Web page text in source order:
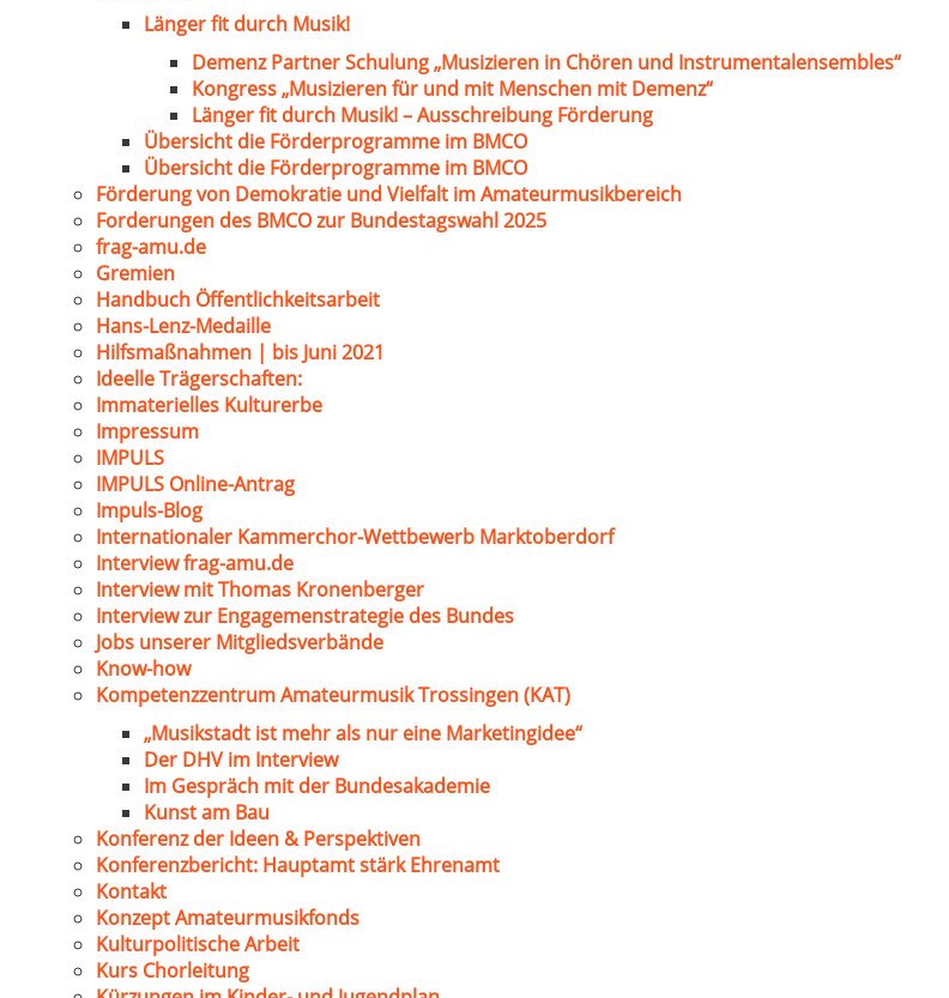
Länger fit durch Musik!
Demenz Partner Schulung „Musizieren in Chören und Instrumentalensembles“
Kongress „Musizieren für und mit Menschen mit Demenz“
Länger fit durch Musik! – Ausschreibung Förderung
Übersicht die Förderprogramme im BMCO
Übersicht die Förderprogramme im BMCO
Förderung von Demokratie und Vielfalt im Amateurmusikbereich
Forderungen des BMCO zur Bundestagswahl 2025
frag-amu.de
Gremien
Handbuch Öffentlichkeitsarbeit
Hans-Lenz-Medaille
Hilfsmaßnahmen | bis Juni 2021
Ideelle Trägerschaften:
Immaterielles Kulturerbe
Impressum
IMPULS
IMPULS Online-Antrag
Impuls-Blog
Internationaler Kammerchor-Wettbewerb Marktoberdorf
Interview frag-amu.de
Interview mit Thomas Kronenberger
Interview zur Engagemenstrategie des Bundes
Jobs unserer Mitgliedsverbände
Know-how
Kompetenzzentrum Amateurmusik Trossingen (KAT)
„Musikstadt ist mehr als nur eine Marketingidee“
Der DHV im Interview
Im Gespräch mit der Bundesakademie
Kunst am Bau
Konferenz der Ideen & Perspektiven
Konferenzbericht: Hauptamt stärk Ehrenamt
Kontakt
Konzept Amateurmusikfonds
Kulturpolitische Arbeit
Kurs Chorleitung